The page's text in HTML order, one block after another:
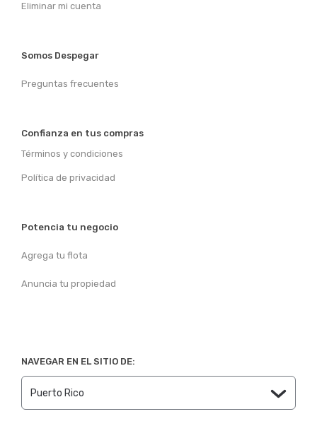
Eliminar mi cuenta
Somos Despegar
Preguntas frecuentes
Confianza en tus compras
Términos y condiciones
Política de privacidad
Potencia tu negocio
Agrega tu flota
Anuncia tu propiedad
NAVEGAR EN EL SITIO DE: